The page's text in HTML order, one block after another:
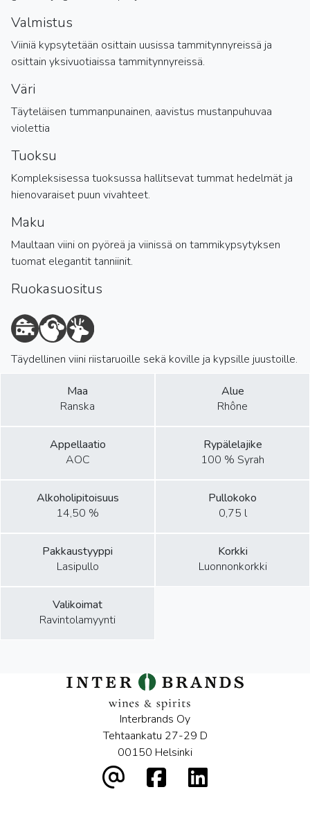
Valmistus
Viiniä kypsytetään osittain uusissa tammitynnyreissä ja
osittain yksivuotiaissa tammitynnyreissä.
Väri
Täyteläisen tummanpunainen, aavistus mustanpuhuvaa
violettia
Tuoksu
Kompleksisessa tuoksussa hallitsevat tummat hedelmät ja
hienovaraiset puun vivahteet.
Maku
Maultaan viini on pyöreä ja viinissä on tammikypsytyksen
tuomat elegantit tanniinit.
Ruokasuositus
Täydellinen viini riistaruoille sekä koville ja kypsille juustoille.
Maa
Ranska
Alue
Rhône
Appellaatio
AOC
Rypälelajike
100 % Syrah
Alkoholipitoisuus
14,50 %
Pullokoko
0,75 l
Pakkaustyyppi
Lasipullo
Korkki
Luonnonkorkki
Valikoimat
Ravintolamyynti
Interbrands Oy
Tehtaankatu 27-29 D
00150 Helsinki